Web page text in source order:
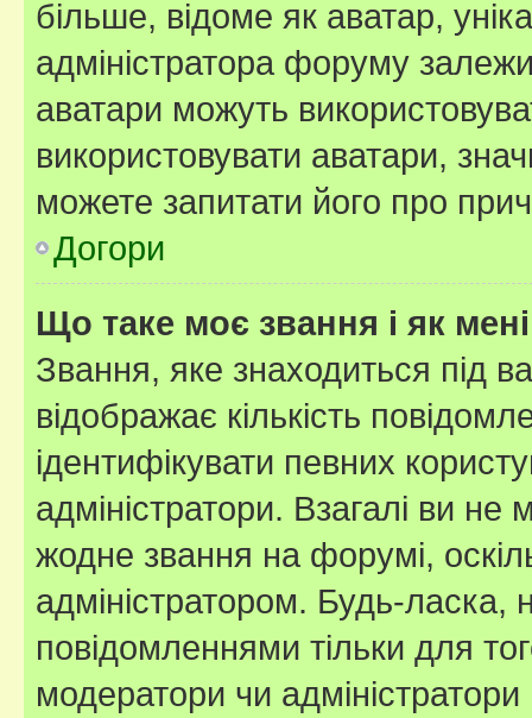
більше, відоме як аватар,
адміністратора форуму
аватари можуть
використовувати аватари,
можете запитати його про
Догори
Що таке моє звання і як
Звання, яке знаходиться під
відображає кількість
ідентифікувати певних
адміністратори. Взагалі ви
жодне звання на форумі,
адміністратором. Будь-
повідомленнями тільки для
модератори чи